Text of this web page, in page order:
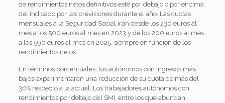
de rendimientos netos definitivos esté por debajo o por encima
del indicado por las previsiones durante el año. Las cuotas
mensuales a la Seguridad Social irán desde los 230 euros al
mes a los 500 euros al mes en 2023 y de los 200 euros al mes
a los 590 euros al mes en 2025, siempre en función de los
rendimientos netos.
En términos porcentuales, los autónomos con ingresos más
bajos experimentarán una reducción de su cuota de más del
30% respecto a la actual. Los trabajadores autónomos con
rendimientos por debajo del SMI, entre los que abundan